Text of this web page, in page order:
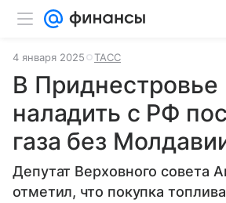
4 января 2025 ТАСС
В Приднестровье
наладить с РФ
газа без
Депутат Верховного совета
отметил, что покупка топлива